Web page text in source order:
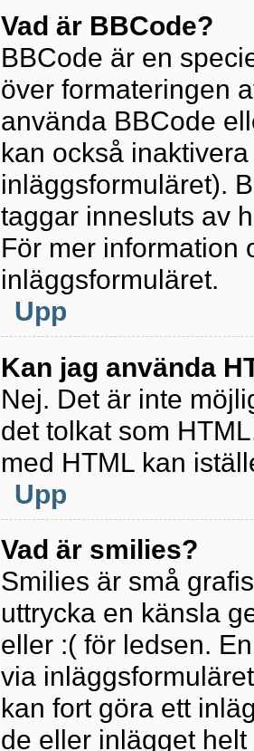
Vad är BBCode?
BBCode är en
över formateringen
använda BBCode
kan också
inläggsformuläret).
taggar innesluts av
För mer information
inläggsformuläret.
Upp
Kan jag använda
Nej. Det är inte
det tolkat som
med HTML kan
Upp
Vad är smilies?
Smilies är små
uttrycka en känsla
eller :( för ledsen.
via
kan fort göra ett
de eller inlägget